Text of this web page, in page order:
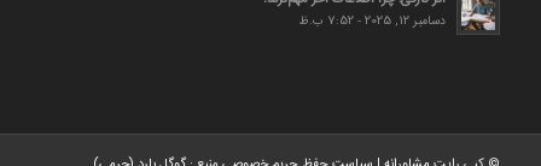
دسامبر 12, 2025 - 7:52 ب.ظ